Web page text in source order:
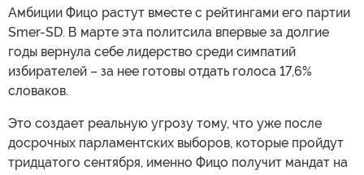
Амбиции Фицо растут вместе с рейтингами его партии
Smer-SD. В марте эта политсила впервые за долгие
годы вернула себе лидерство среди симпатий
избирателей – за нее готовы отдать голоса 17,6%
словаков.
Это создает реальную угрозу тому, что уже после
досрочных парламентских выборов, которые пройдут
тридцатого сентября, именно Фицо получит мандат на